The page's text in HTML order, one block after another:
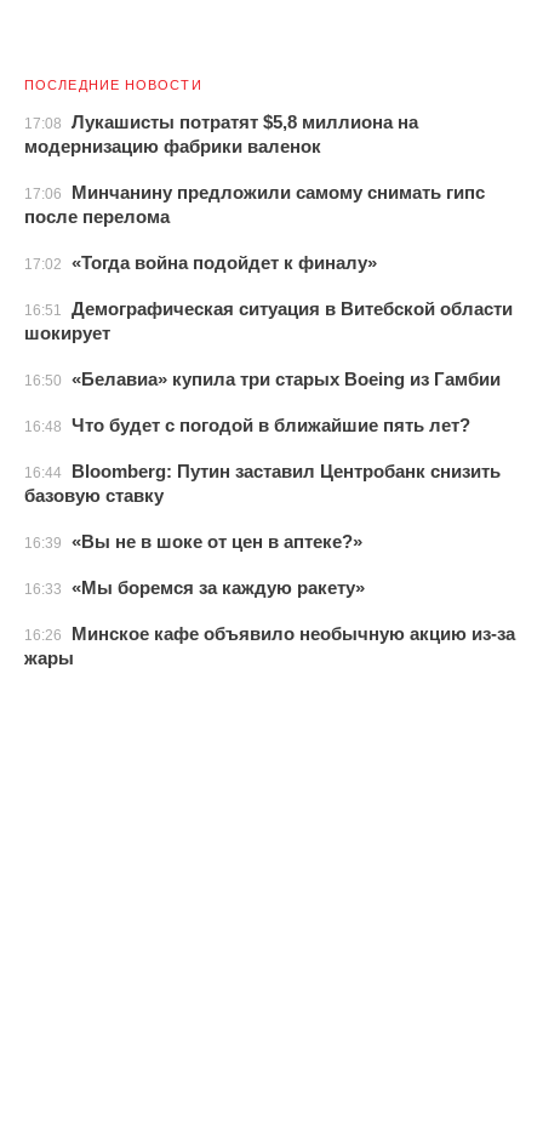
ПОСЛЕДНИЕ НОВОСТИ
17:08
Лукашисты потратят $5,8 миллиона на
модернизацию фабрики валенок
17:06
Минчанину предложили самому снимать гипс
после перелома
17:02 «Тогда война подойдет к финалу»
16:51
Демографическая ситуация в Витебской области
шокирует
16:50 «Белавиа» купила три старых Boeing из Гамбии
16:48 Что будет с погодой в ближайшие пять лет?
16:44
Bloomberg: Путин заставил Центробанк снизить
базовую ставку
16:39 «Вы не в шоке от цен в аптеке?»
16:33 «Мы боремся за каждую ракету»
16:26
Минское кафе объявило необычную акцию из-за
жары